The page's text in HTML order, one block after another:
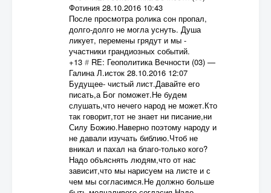
Фотиния 28.10.2016 10:43
После просмотра ролика сон пропал,
долго-долго не могла уснуть. Душа
ликует, перемены грядут и мы -
участники грандиозных событий.
+13 # RE: Геополитика Вечности (03)—
Галина Л.исток 28.10.2016 12:07
Будущее- чистый лист.Давайте его
писать,а Бог поможет.Не будем
слушать,что нечего народ не может.Кто
так говорит,тот не знает ни писание,ни
Силу Божию.Наверно поэтому народу и
не давали изучать библию.Чтоб не
вникал и пахал на благо-только кого?
Надо объяснять людям,что от нас
зависит,что мы нарисуем на листе и с
чем мы согласимся.Не должно больше